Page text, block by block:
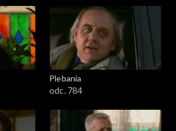
Plebania
odc. 784